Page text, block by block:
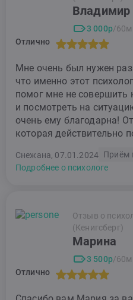
Владимир
3 000р/
Отлично
Мне очень был нужен
что именно этот
помог мне не совершить
и посмотреть на
очень ему благодарна!
которая действительно
Снежана, 07.01.2024 Приём
Подробнее о психологе
Отзыв о
(Кенигсберг)
Марина
3 500р/
Отлично